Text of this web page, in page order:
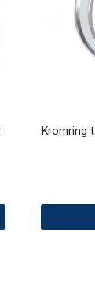
Kromring